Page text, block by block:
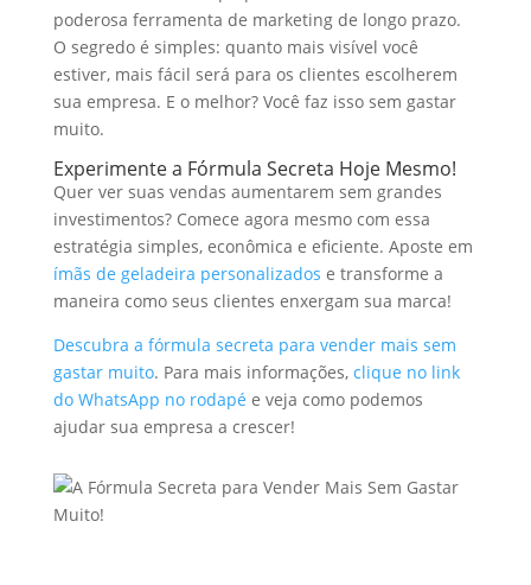
poderosa ferramenta de marketing de longo prazo.
O segredo é simples: quanto mais visível você
estiver, mais fácil será para os clientes escolherem
sua empresa. E o melhor? Você faz isso sem gastar
muito.
Experimente a Fórmula Secreta Hoje Mesmo!
Quer ver suas vendas aumentarem sem grandes
investimentos? Comece agora mesmo com essa
estratégia simples, econômica e eficiente. Aposte em
ímãs de geladeira personalizados e transforme a
maneira como seus clientes enxergam sua marca!
Descubra a fórmula secreta para vender mais sem
gastar muito. Para mais informações, clique no link
do WhatsApp no rodapé e veja como podemos
ajudar sua empresa a crescer!